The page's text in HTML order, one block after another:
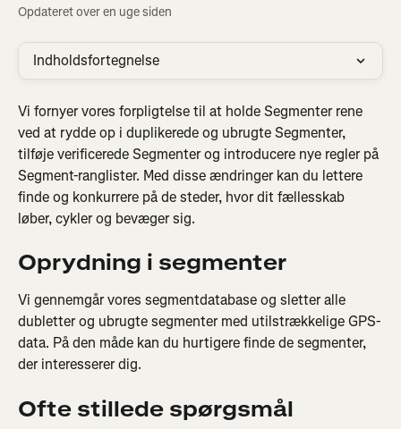
Opdateret over en uge siden
Indholdsfortegnelse
Vi fornyer vores forpligtelse til at holde Segmenter rene
ved at rydde op i duplikerede og ubrugte Segmenter,
tilføje verificerede Segmenter og introducere nye regler på
Segment-ranglister. Med disse ændringer kan du lettere
finde og konkurrere på de steder, hvor dit fællesskab
løber, cykler og bevæger sig.
Oprydning i segmenter
Vi gennemgår vores segmentdatabase og sletter alle
dubletter og ubrugte segmenter med utilstrækkelige GPS-
data. På den måde kan du hurtigere finde de segmenter,
der interesserer dig.
Ofte stillede spørgsmål